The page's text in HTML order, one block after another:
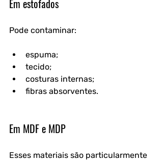
Em estofados
Pode contaminar:
espuma;
tecido;
costuras internas;
fibras absorventes.
Em MDF e MDP
Esses materiais são particularmente